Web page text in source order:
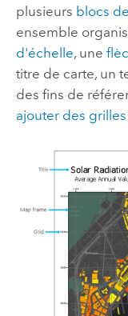
plusieurs blocs
ensemble
d'échelle, une
titre de carte, un
des fins de
ajouter des grilles